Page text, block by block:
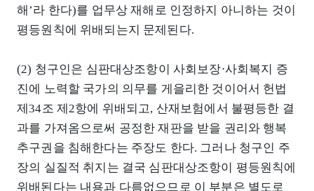
해’라 한다)를 업무상 재해로 인정하지 아니하는 것이
평등원칙에 위배되는지 문제된다.
(2) 청구인은 심판대상조항이 사회보장⋅사회복지 증
진에 노력할 국가의 의무를 게을리한 것이어서 헌법
제34조 제2항에 위배되고, 산재보험에서 불평등한 결
과를 가져옴으로써 공정한 재판을 받을 권리와 행복
추구권을 침해한다는 주장도 한다. 그러나 청구인 주
장의 실질적 취지는 결국 심판대상조항이 평등원칙에
위배된다는 내용과 다름없으므로 이 부분은 별도로